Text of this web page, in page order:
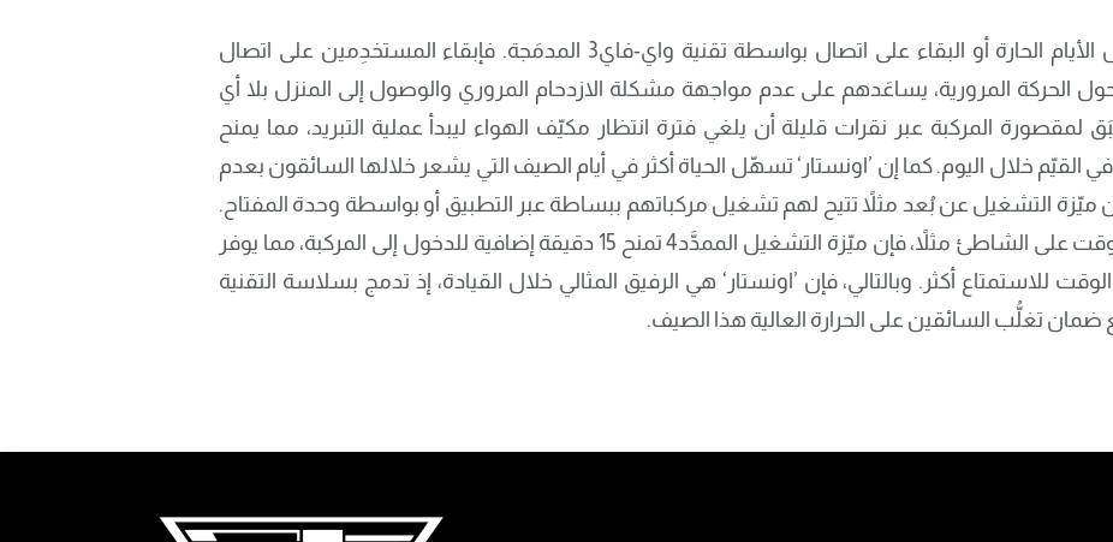
الملاءمة تعني تبريد المركبة خلال الأيام الحارة أو البقاء على اتصال بواسطة تقنية واي-فاي3 المدمَجة. فإبقاء المستخدِمين على اتصال
الحركة المرورية، يساعَدهم على عدم مواجهة مشكلة الازدحام المروري والوصول إلى المنزل بلا أي
المركبة عبر نقرات قليلة أن يلغي فترة انتظار مكيّف الهواء ليبدأ عملية التبريد، مما يمنح
القيّم خلال اليوم. كما إن ’اونستار‘ تسهّل الحياة أكثر في أيام الصيف التي يشعر خلالها السائقون بعدم
إن ميّزة التشغيل عن بُعد مثلاً تتيح لهم تشغيل مركباتهم ببساطة عبر التطبيق أو بواسطة وحدة المفتاح.
ولمن يرغب بتمضية المزيد من الوقت على الشاطئ مثلاً، فإن ميّزة التشغيل الممدَّد4 تمنح 15 دقيقة إضافية للدخول إلى المركبة، مما يوفر
للاستمتاع أكثر. وبالتالي، فإن ’اونستار‘ هي الرفيق المثالي خلال القيادة، إذ تدمج بسلاسة التقنية
ضمان تغلُّب السائقين على الحرارة العالية هذا الصيف.